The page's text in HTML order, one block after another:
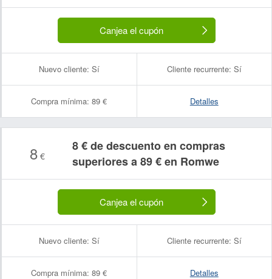
Canjea el cupón
Nuevo cliente: Sí Cliente recurrente: Sí
Compra mínima: 89 € Detalles
8 €
8 € de descuento en compras
superiores a 89 € en Romwe
Canjea el cupón
Nuevo cliente: Sí Cliente recurrente: Sí
Compra mínima: 89 € Detalles